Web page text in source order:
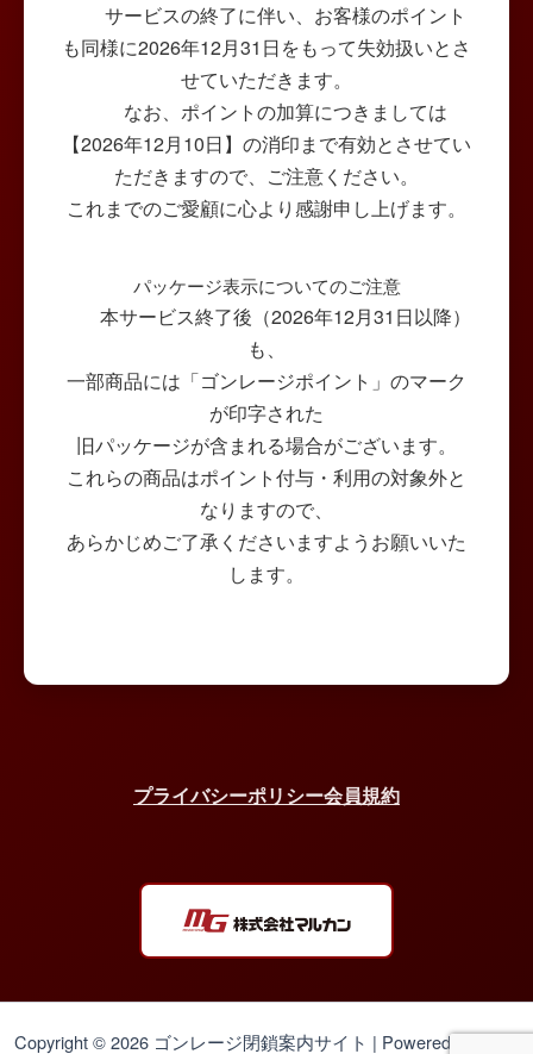
サービスの終了に伴い、お客様のポイント
も同様に2026年12月31日をもって失効扱いとさ
せていただきます。
なお、ポイントの加算につきましては
【2026年12月10日】の消印まで有効とさせてい
ただきますので、ご注意ください。
これまでのご愛顧に心より感謝申し上げます。
パッケージ表示についてのご注意
本サービス終了後（2026年12月31日以降）
も、
一部商品には「ゴンレージポイント」のマーク
が印字された
旧パッケージが含まれる場合がございます。
これらの商品はポイント付与・利用の対象外と
なりますので、
あらかじめご了承くださいますようお願いいた
します。
プライバシーポリシー会員規約
Copyright © 2026 ゴンレージ閉鎖案内サイト | Powered byAstra